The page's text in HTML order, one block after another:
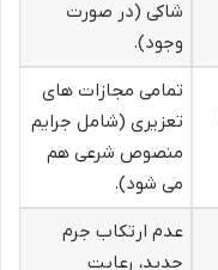
شاکی (در صورت
وجود).
تمامی مجازات های
تعزیری (شامل جرایم
منصوص شرعی هم
می شود).
عدم ارتکاب جرم
جدید، رعایت